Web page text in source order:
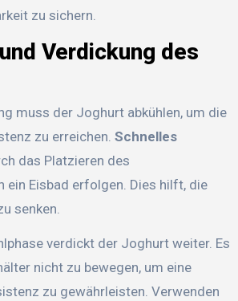
zu sichern.
Verdickung des
muss der Joghurt abkühlen, um die
zu erreichen. Schnelles
das Platzieren des
ein Eisbad erfolgen. Dies hilft, die
senken.
verdickt der Joghurt weiter. Es
nicht zu bewegen, um eine
zu gewährleisten. Verwenden